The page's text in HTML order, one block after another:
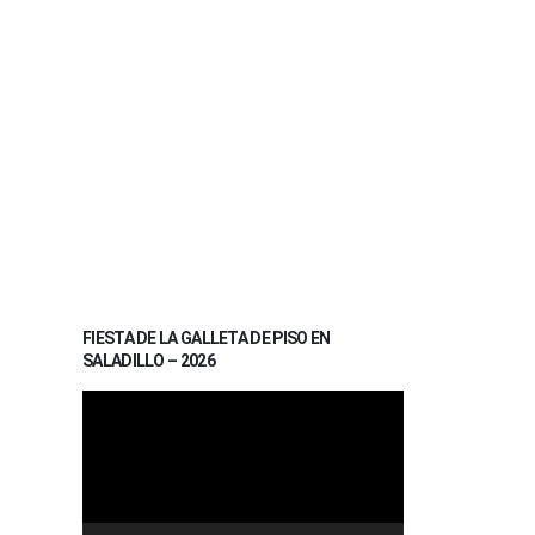
FIESTA DE LA GALLETA DE PISO EN
SALADILLO – 2026